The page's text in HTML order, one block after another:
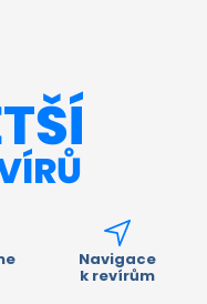
Navigace
k revírům